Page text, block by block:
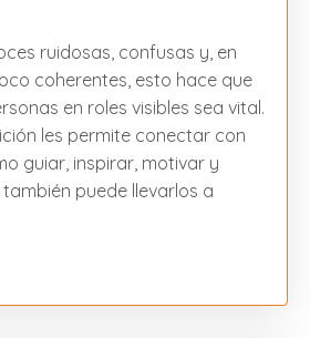
ruidosas, confusas y, en
coherentes, esto hace que
en roles visibles sea vital.
les permite conectar con
guiar, inspirar, motivar y
puede llevarlos a